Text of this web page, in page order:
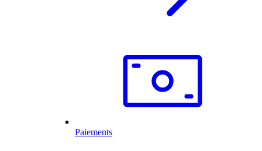
Paiements